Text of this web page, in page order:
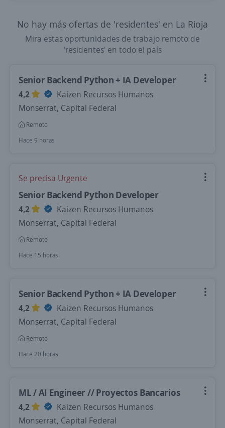
No hay más ofertas de 'residentes' en La Rioja
Mira estas oportunidades de trabajo remoto de
'residentes' en todo el país
Senior Backend Python + IA Developer
4,2
Kaizen Recursos Humanos
Monserrat, Capital Federal
Remoto
Hace 9 horas
Se precisa Urgente
Senior Backend Python Developer
4,2
Kaizen Recursos Humanos
Monserrat, Capital Federal
Remoto
Hace 15 horas
Senior Backend Python + IA Developer
4,2
Kaizen Recursos Humanos
Monserrat, Capital Federal
Remoto
Hace 20 horas
ML / AI Engineer // Proyectos Bancarios
4,2
Kaizen Recursos Humanos
Monserrat, Capital Federal